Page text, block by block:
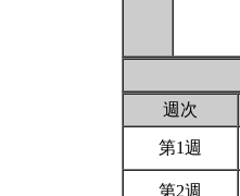
週次
第1週
第2週